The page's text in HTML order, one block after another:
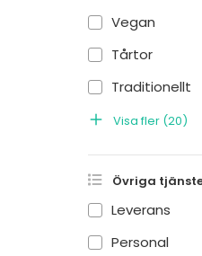
Vegan
Tårtor
Traditionellt
Visa fler (20)
Övriga
Leverans
Personal